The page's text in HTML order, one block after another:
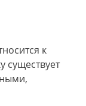
к
существует